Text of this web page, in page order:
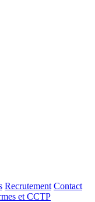
Recrutement Contact
et CCTP